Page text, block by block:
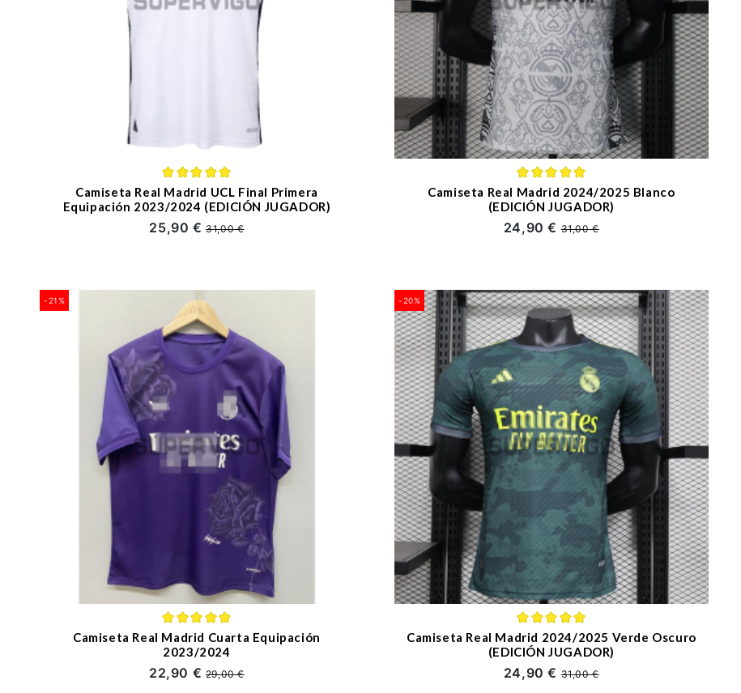
Camiseta Real Madrid UCL Final Primera
Equipación 2023/2024 (EDICIÓN JUGADOR)
25,90 €31,00 €
Camiseta Real Madrid 2024/2025 Blanco
(EDICIÓN JUGADOR)
24,90 €31,00 €
-21%
Camiseta Real Madrid Cuarta Equipación
2023/2024
22,90 €29,00 €
-20%
Camiseta Real Madrid 2024/2025 Verde Oscuro
(EDICIÓN JUGADOR)
24,90 €31,00 €